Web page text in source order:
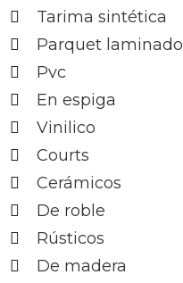
Tarima sintética
Parquet laminado
Pvc
En espiga
Vinilico
Courts
Cerámicos
De roble
Rústicos
De madera